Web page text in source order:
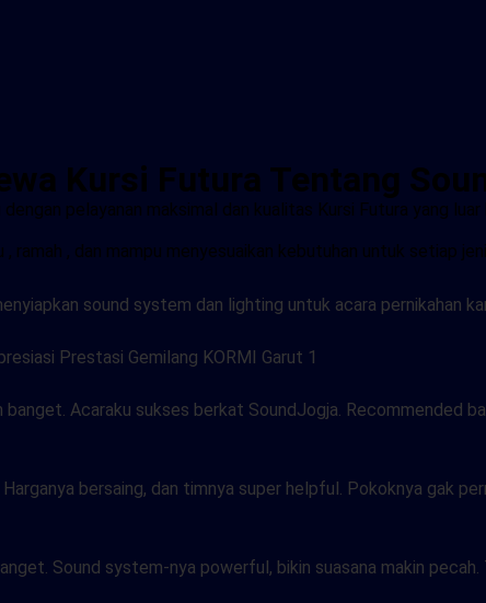
Kursi Futura Tentang
pelayanan maksimal dan kualitas Kursi Futura yang luar
ramah , dan mampu menyesuaikan kebutuhan untuk setiap
sound system dan lighting untuk acara pernikahan
Acaraku sukses berkat SoundJogja. Recommended
bersaing, dan timnya super helpful. Pokoknya gak
Sound system-nya powerful, bikin suasana makin